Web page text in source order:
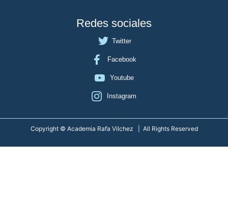
Redes sociales
Twitter
Facebook
Youtube
Instagram
Copyright © Academia Rafa Vilchez | All Rights Reserved